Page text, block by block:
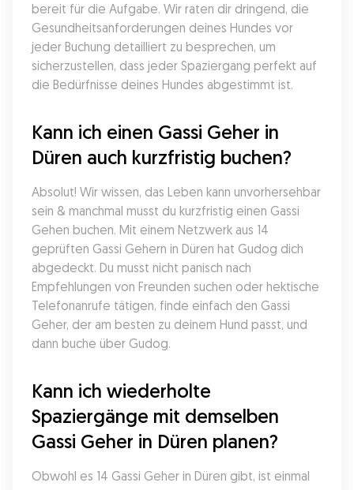
bereit für die Aufgabe. Wir raten dir dringend, die
Gesundheitsanforderungen deines Hundes vor
jeder Buchung detailliert zu besprechen, um
sicherzustellen, dass jeder Spaziergang perfekt auf
die Bedürfnisse deines Hundes abgestimmt ist.
Kann ich einen Gassi Geher in
Düren auch kurzfristig buchen?
Absolut! Wir wissen, das Leben kann unvorhersehbar
sein & manchmal musst du kurzfristig einen Gassi
Gehen buchen. Mit einem Netzwerk aus 14
geprüften Gassi Gehern in Düren hat Gudog dich
abgedeckt. Du musst nicht panisch nach
Empfehlungen von Freunden suchen oder hektische
Telefonanrufe tätigen, finde einfach den Gassi
Geher, der am besten zu deinem Hund passt, und
dann buche über Gudog.
Kann ich wiederholte
Spaziergänge mit demselben
Gassi Geher in Düren planen?
Obwohl es 14 Gassi Geher in Düren gibt, ist einmal